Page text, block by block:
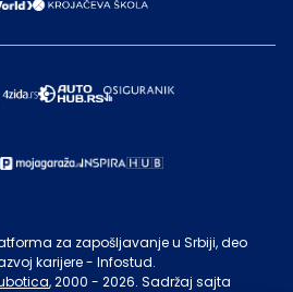
za zapošljavanje u Srbiji, deo
karijere - Infostud.
, 2000 - 2026. Sadržaj sajta